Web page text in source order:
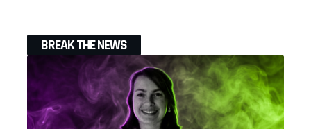
BREAK THE NEWS